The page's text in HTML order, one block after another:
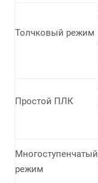
Толчковый режим
Простой ПЛК
Многоступенчатый
режим